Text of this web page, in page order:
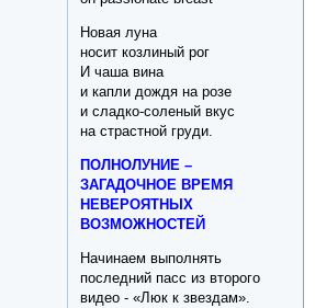
Новая луна
носит козлиный рог
И чаша вина
и капли дождя на розе
и сладко-соленый вкус
на cтрастной груди.
ПОЛНОЛУНИЕ –
ЗАГАДОЧНОЕ ВРЕМЯ
НЕВЕРОЯТНЫХ
ВОЗМОЖНОСТЕЙ
Начинаем выполнять
последний пасс из второго
видео - «Люк к звездам».